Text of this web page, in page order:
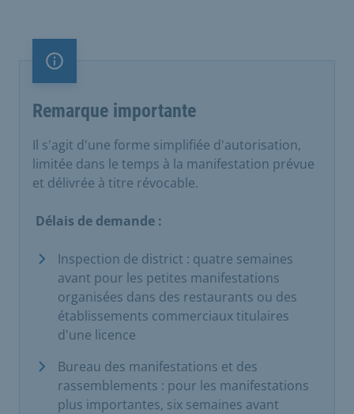
Remarque importante
Remarque importante
Il s'agit d'une forme simplifiée d'autorisation,
limitée dans le temps à la manifestation prévue
et délivrée à titre révocable.
Délais de demande :
Inspection de district : quatre semaines
avant pour les petites manifestations
organisées dans des restaurants ou des
établissements commerciaux titulaires
d'une licence
Bureau des manifestations et des
rassemblements : pour les manifestations
plus importantes, six semaines avant